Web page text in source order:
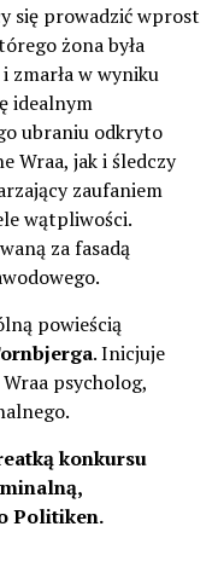
się prowadzić wprost
żona była
zmarła w wyniku
idealnym
ubraniu odkryto
Wraa, jak i śledczy
zaufaniem
wątpliwości.
za fasadą
powieścią
. Inicjuje
psycholog,
konkursu
Politiken.